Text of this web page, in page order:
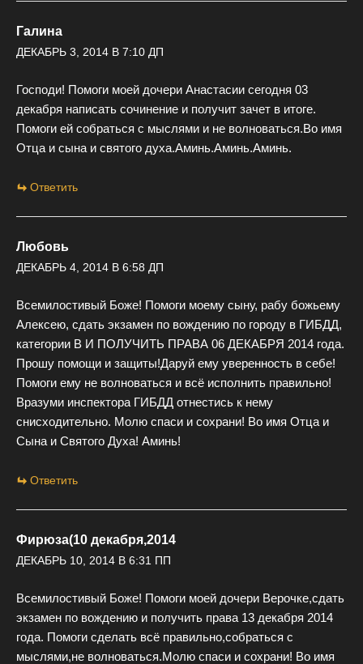
Галина
ДЕКАБРЬ 3, 2014 В 7:10 ДП
Господи! Помоги моей дочери Анастасии сегодня 03
декабря написать сочинение и получит зачет в итоге.
Помоги ей собраться с мыслями и не волноваться.Во имя
Отца и сына и святого духа.Аминь.Аминь.Аминь.
Ответить
Любовь
ДЕКАБРЬ 4, 2014 В 6:58 ДП
Всемилостивый Боже! Помоги моему сыну, рабу божьему
Алексею, сдать экзамен по вождению по городу в ГИБДД,
категории В И ПОЛУЧИТЬ ПРАВА 06 ДЕКАБРЯ 2014 года.
Прошу помощи и защиты!Даруй ему уверенность в себе!
Помоги ему не волноваться и всё исполнить правильно!
Вразуми инспектора ГИБДД отнестись к нему
снисходительно. Молю спаси и сохрани! Во имя Отца и
Сына и Святого Духа! Аминь!
Ответить
Фирюза(10 декабря,2014
ДЕКАБРЬ 10, 2014 В 6:31 ПП
Всемилостивый Боже! Помоги моей дочери Верочке,сдать
экзамен по вождению и получить права 13 декабря 2014
года. Помоги сделать всё правильно,собраться с
мыслями,не волноваться.Молю спаси и сохрани! Во имя